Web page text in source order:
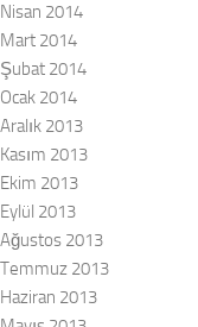
Nisan 2014
Mart 2014
Şubat 2014
Ocak 2014
Aralık 2013
Kasım 2013
Ekim 2013
Eylül 2013
Ağustos 2013
Temmuz 2013
Haziran 2013